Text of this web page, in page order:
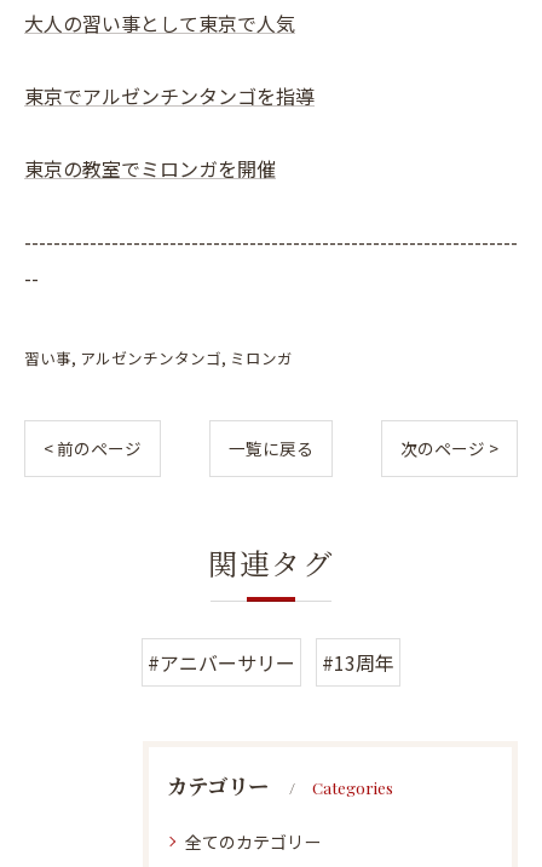
大人の習い事として東京で人気
東京でアルゼンチンタンゴを指導
東京の教室でミロンガを開催
--------------------------------------------------------------------
--
習い事 アルゼンチンタンゴ ミロンガ
< 前のページ 一覧に戻る 次のページ >
関連タグ
#アニバーサリー #13周年
カテゴリー Categories
全てのカテゴリー